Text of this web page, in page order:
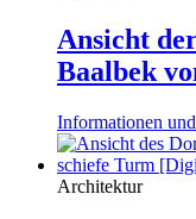
Ansicht
Baalbek
Informationen
Architektur